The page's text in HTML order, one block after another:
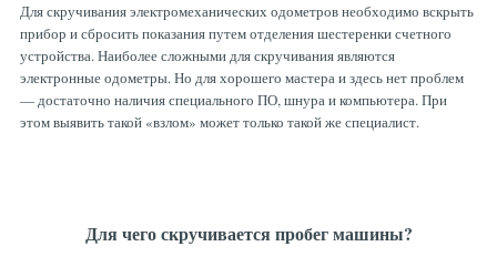
Для скручивания электромеханических одометров необходимо вскрыть
прибор и сбросить показания путем отделения шестеренки счетного
устройства. Наиболее сложными для скручивания являются
электронные одометры. Но для хорошего мастера и здесь нет проблем
— достаточно наличия специального ПО, шнура и компьютера. При
этом выявить такой «взлом» может только такой же специалист.
Для чего скручивается пробег машины?